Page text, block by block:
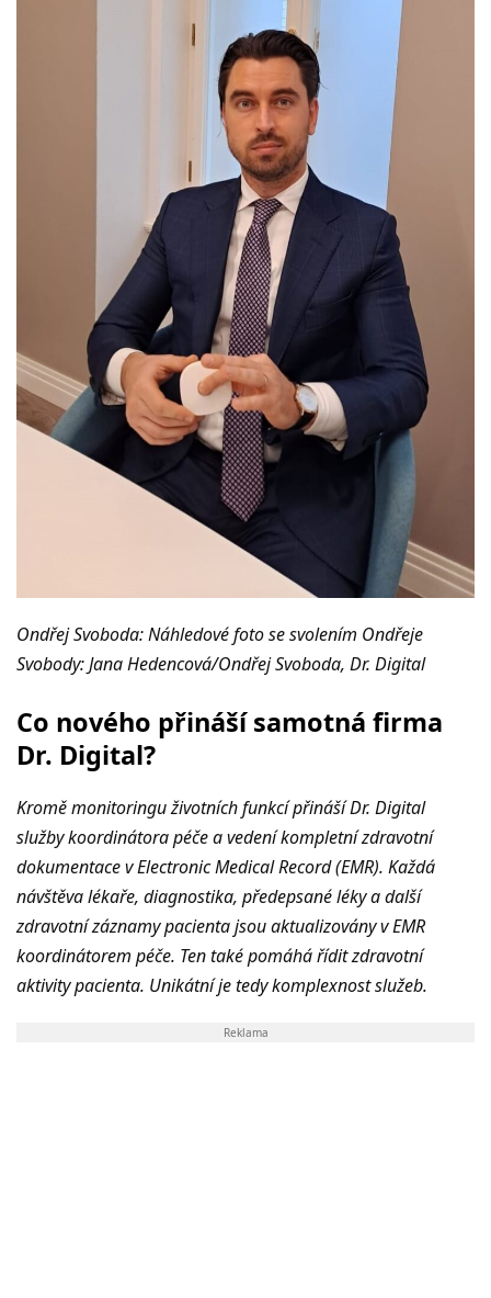
Ondřej Svoboda: Náhledové foto se svolením Ondřeje
Svobody: Jana Hedencová/Ondřej Svoboda, Dr. Digital
Co nového přináší samotná firma
Dr. Digital?
Kromě monitoringu životních funkcí přináší Dr. Digital
služby koordinátora péče a vedení kompletní zdravotní
dokumentace v Electronic Medical Record (EMR). Každá
návštěva lékaře, diagnostika, předepsané léky a další
zdravotní záznamy pacienta jsou aktualizovány v EMR
koordinátorem péče. Ten také pomáhá řídit zdravotní
aktivity pacienta. Unikátní je tedy komplexnost služeb.
Reklama